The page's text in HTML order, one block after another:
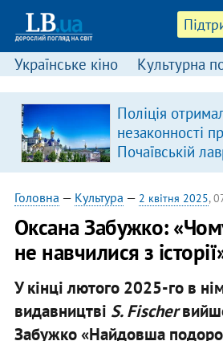
Українське кіно Культурна
Поліція
незаконності
Почаївській
Головна — Культура — 2 квітня 2025,
Оксана Забужко:
не навчилися з
У кінці лютого 2025-го в
видавництві S. Fischer
Забужко «Найдовша